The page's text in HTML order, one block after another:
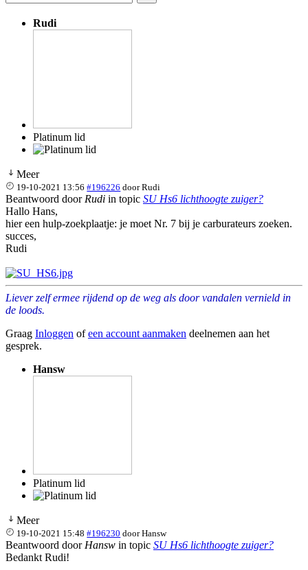
Rudi
Platinum lid
Meer
19-10-2021 13:56 #196226 doorRudi
Beantwoord door Rudi in topic SU Hs6 lichthoogte zuiger?
Hallo Hans,
hier een hulp-zoekplaatje: je moet Nr. 7 bij je carburateurs zoeken.
succes,
Rudi
Liever zelf ermee rijdend op de weg als door vandalen vernield in
de loods.
Graag Inloggen ofeen account aanmaken deelnemen aan het
gesprek.
Hansw
Platinum lid
Meer
19-10-2021 15:48 #196230 doorHansw
Beantwoord door Hansw in topic SU Hs6 lichthoogte zuiger?
Bedankt Rudi!